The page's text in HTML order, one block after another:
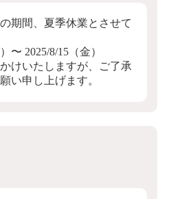
期間、夏季休業とさせて
〜 2025/8/15（金）
けいたしますが、ご了承
い申し上げます。